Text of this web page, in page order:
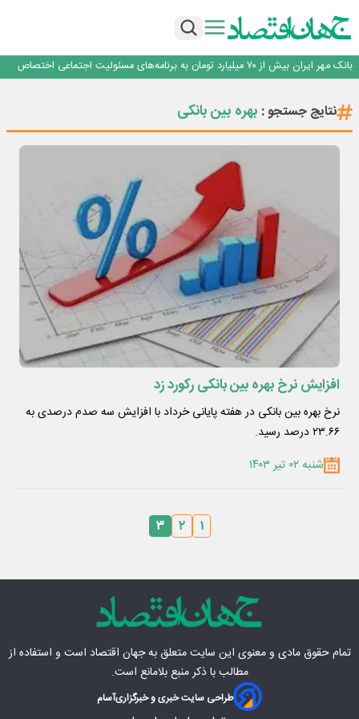
سرپرست اداره کل روابط عمومی بیمه مرکزی منصوب شد
مشتریان
بانک مهر ایران بیش از ۷۰ میلیارد تومان به برنامه‌های مسئولیت اجتماعی اختصاص
داد
پیام مدیرعامل بانک توسعه تعاون به مناسبت ۱۵ مرداد، سالروز تأسیس بانک
سرپرست اداره کل روابط عمومی بیمه مرکزی منصوب شد
بانک مهر ایران بیش از ۷۰ میلیارد تومان به برنامه‌های مسئولیت اجتماعی اختصاص
نتایج جستجو : بهره بین بانکی
افزایش نرخ بهره بین بانکی رکورد زد
نرخ بهره بین بانکی در هفته پایانی خرداد با افزایش سه صدم درصدی به
۲۳.۶۶ درصد رسید.
شنبه ۰۲ تیر ۱۴۰۳
۱ ۲ ۳
تمام حقوق مادی‌ و معنوی این سایت متعلق بهجهان اقتصاد است و استفاده از
مطالب با ذکر منبع بلامانع است.
طراحی سایت خبری و خبرگزاریآسام